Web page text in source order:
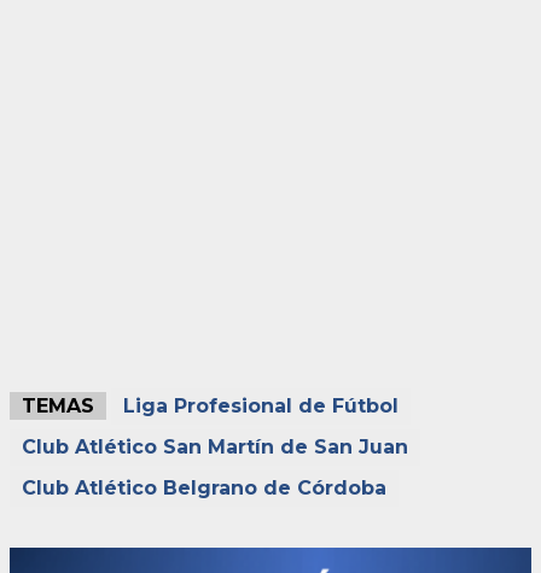
TEMAS
Liga Profesional de Fútbol
Club Atlético San Martín de San Juan
Club Atlético Belgrano de Córdoba